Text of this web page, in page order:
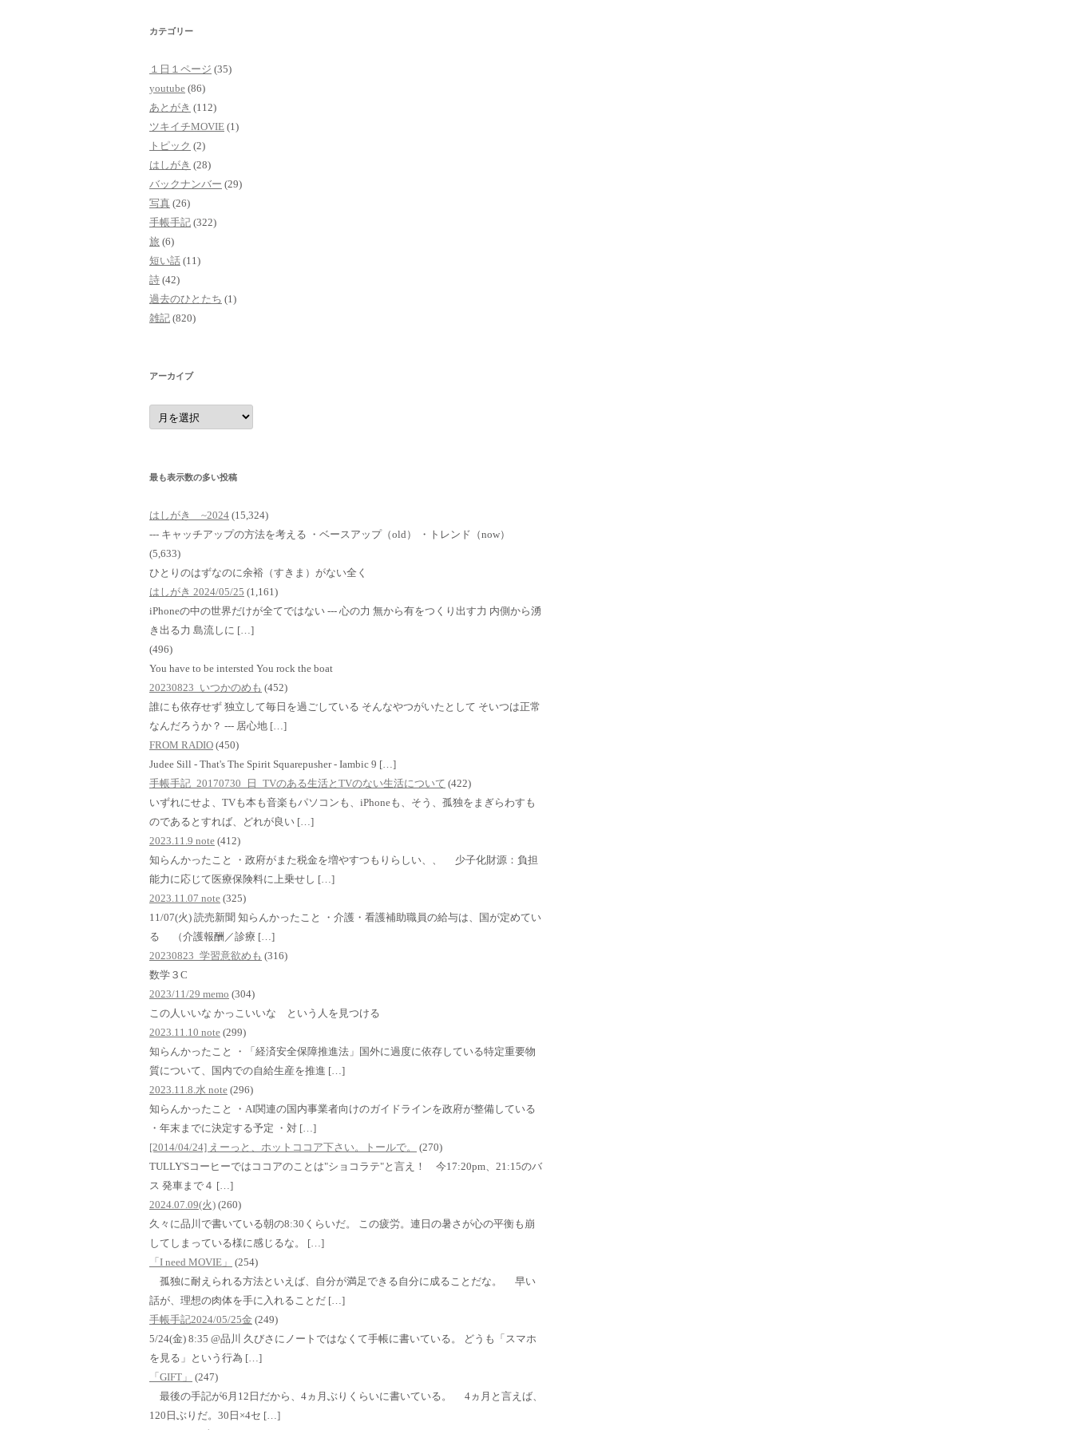
カテゴリー
１日１ページ (35)
youtube (86)
あとがき (112)
ツキイチMOVIE (1)
トピック (2)
はしがき (28)
バックナンバー (29)
写真 (26)
手帳手記 (322)
旅 (6)
短い話 (11)
詩 (42)
過去のひとたち (1)
雑記 (820)
アーカイブ
ア
イ
ブ
最も表示数の多い投稿
はしがき ~2024 (15,324)
--- キャッチアップの方法を考える ・ベースアップ（old） ・トレンド（now）
(5,633)
ひとりのはずなのに余裕（すきま）がない全く
はしがき 2024/05/25 (1,161)
iPhoneの中の世界だけが全てではない --- 心の力 無から有をつくり出す力 内側から湧
き出る力 島流しに […]
(496)
You have to be intersted You rock the boat
20230823_いつかのめも (452)
誰にも依存せず 独立して毎日を過ごしている そんなやつがいたとして そいつは正常
なんだろうか？ --- 居心地 […]
FROM RADIO (450)
Judee Sill - That's The Spirit Squarepusher - Iambic 9 […]
手帳手記_20170730_日_TVのある生活とTVのない生活について (422)
いずれにせよ、TVも本も音楽もパソコンも、iPhoneも、そう、孤独をまぎらわすも
のであるとすれば、どれが良い […]
2023.11.9 note (412)
知らんかったこと ・政府がまた税金を増やすつもりらしい、、 少子化財源：負担
能力に応じて医療保険料に上乗せし […]
2023.11.07 note (325)
11/07(火) 読売新聞 知らんかったこと ・介護・看護補助職員の給与は、国が定めてい
る （介護報酬／診療 […]
20230823_学習意欲めも (316)
数学３C
2023/11/29 memo (304)
この人いいな かっこいいな という人を見つける
2023.11.10 note (299)
知らんかったこと ・「経済安全保障推進法」国外に過度に依存している特定重要物
質について、国内での自給生産を推進 […]
2023.11.8.水 note (296)
知らんかったこと ・AI関連の国内事業者向けのガイドラインを政府が整備している
・年末までに決定する予定 ・対 […]
[2014/04/24] えーっと、ホットココア下さい。トールで。
(270)
TULLY'Sコーヒーではココアのことは"ショコラテ"と言え！ 今17:20pm、21:15のバ
ス 発車まで４ […]
2024.07.09(火) (260)
久々に品川で書いている朝の8:30くらいだ。 この疲労。連日の暑さが心の平衡も崩
してしまっている様に感じるな。 […]
「I need MOVIE」
(254)
孤独に耐えられる方法といえば、自分が満足できる自分に成ることだな。 早い
話が、理想の肉体を手に入れることだ […]
手帳手記2024/05/25金 (249)
5/24(金) 8:35 @品川 久びさにノートではなくて手帳に書いている。 どうも「スマホ
を見る」という行為 […]
「GIFT」
(247)
最後の手記が6月12日だから、4ヵ月ぶりくらいに書いている。 4ヵ月と言えば、
120日ぶりだ。30日×4セ […]